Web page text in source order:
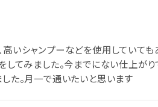
いシャンプーなどを使用していても
てみました。今までにない仕上がり
た。月一で通いたいと思います